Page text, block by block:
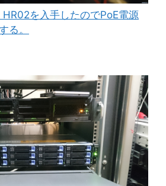
を入手したのでPoE電源
る。